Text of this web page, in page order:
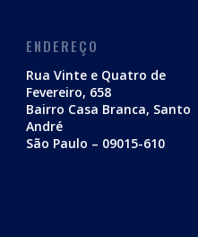
ENDEREÇO
Rua Vinte e Quatro de
Fevereiro, 658
Bairro Casa Branca, Santo
André
São Paulo – 09015-610